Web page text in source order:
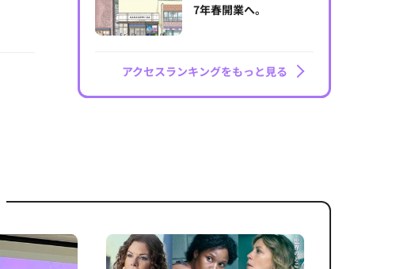
7年春開業へ。
アクセスランキングをもっと見る